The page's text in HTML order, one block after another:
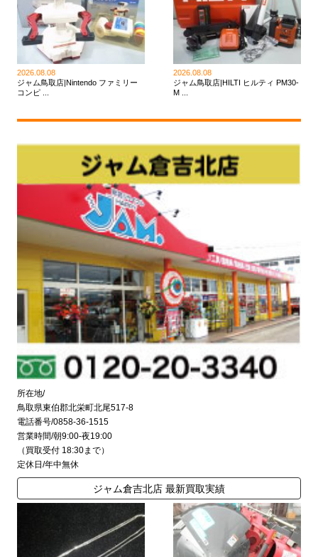
2026.08.08
ジャム鳥取店|Nintendo ファミリー
コンピ ...
2026.08.08
ジャム鳥取店|HILTI ヒルティ PM30-
M ...
所在地/
鳥取県東伯郡北栄町北尾517-8
電話番号/0858-36-1515
営業時間/朝9:00-夜19:00
（買取受付 18:30まで）
定休日/年中無休
ジャム倉吉北店 最新買取実績